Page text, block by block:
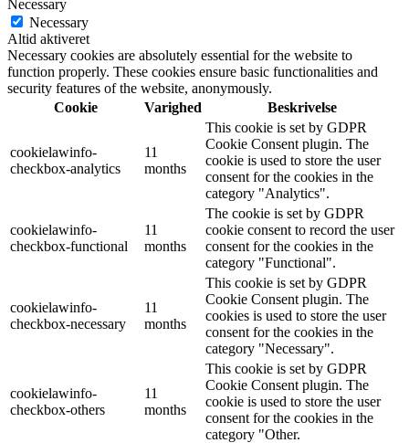
Necessary
Necessary
Altid aktiveret
Necessary cookies are absolutely essential for the website to
function properly. These cookies ensure basic functionalities and
security features of the website, anonymously.
Cookie
Varighed Beskrivelse
cookielawinfo-
checkbox-analytics
11
months
This cookie is set by GDPR
Cookie Consent plugin. The
cookie is used to store the user
consent for the cookies in the
category "Analytics".
cookielawinfo-
checkbox-functional
11
months
The cookie is set by GDPR
cookie consent to record the user
consent for the cookies in the
category "Functional".
cookielawinfo-
checkbox-necessary
11
months
This cookie is set by GDPR
Cookie Consent plugin. The
cookies is used to store the user
consent for the cookies in the
category "Necessary".
cookielawinfo-
checkbox-others
11
months
This cookie is set by GDPR
Cookie Consent plugin. The
cookie is used to store the user
consent for the cookies in the
category "Other.